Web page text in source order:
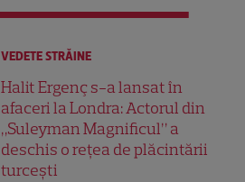
VEDETE STRĂINE
Halit Ergenç s-a lansat în
afaceri la Londra: Actorul din
„Suleyman Magnificul” a
deschis o rețea de plăcintării
turcești